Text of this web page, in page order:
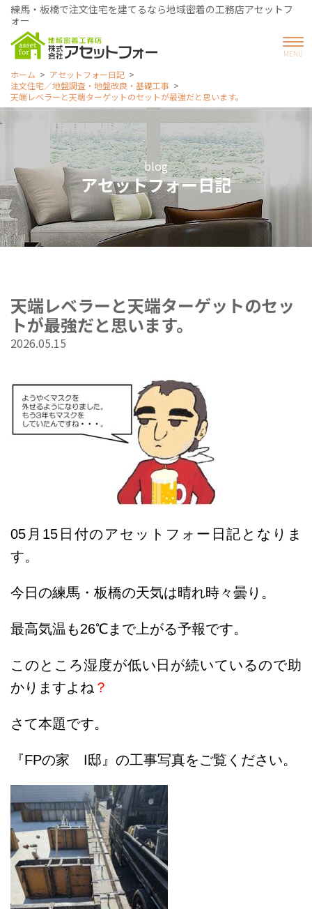
練馬・板橋で注文住宅を建てるなら地域密着の工務店アセットフ
ォー
ホーム
アセットフォー日記
注文住宅／地盤調査・地盤改良・基礎工事
天端レベラーと天端ターゲットのセットが最強だと思います。
blog
アセットフォー日記
天端レベラーと天端ターゲットのセッ
トが最強だと思います。
2026.05.15
05 月15日 付のアセットフォー日記となりま
す。
今日の練馬・板橋の天気は晴れ時々曇り 。
最高気温も26℃まで上がる予報です。
このところ湿度が低い日が続いているので助
かりますよね ？
さて本題です。
『FPの家 I邸』の工事写真をご覧ください。